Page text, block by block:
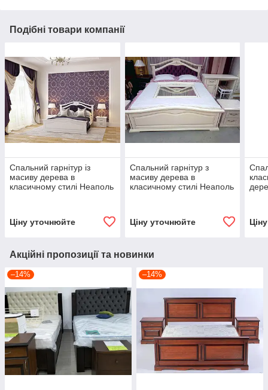
Подібні товари компанії
Спальний гарнітур із
масиву дерева в
класичному стилі Неаполь
Ціну уточнюйте
Спальний гарнітур з
масиву дерева в
класичному стилі Неаполь
Ціну уточнюйте
Акційні пропозиції та новинки
–14% –14%